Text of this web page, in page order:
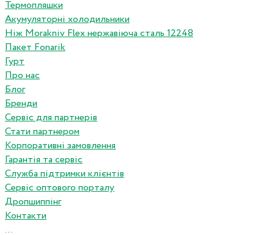
Термопляшки
Акумуляторні холодильники
Ніж Morakniv Flex нержавіюча сталь 12248
Пакет Fonarik
Гурт
Про нас
Блог
Бренди
Сервіс для партнерів
Стати партнером
Корпоративні замовлення
Гарантія та сервіс
Служба підтримки клієнтів
Сервіс оптового порталу
Дропшиппінг
Контакти
...